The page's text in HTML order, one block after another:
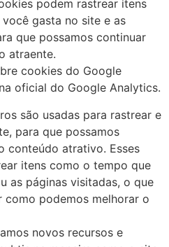
podem rastrear itens
gasta no site e as
que possamos continuar
atraente.
cookies do Google
oficial do Google Analytics.
são usadas para rastrear e
para que possamos
conteúdo atrativo. Esses
itens como o tempo que
as páginas visitadas, o que
como podemos melhorar o
novos recursos e